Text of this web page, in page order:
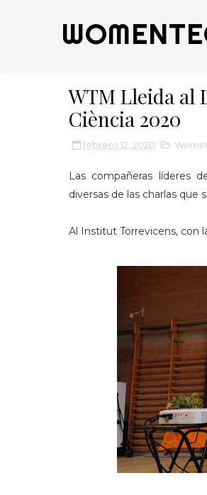
WTM Lleida al
Ciència 2020
febrero 12, 2020
Las compañeras líderes
diversas de las charlas que
Al Institut Torrevicens, con